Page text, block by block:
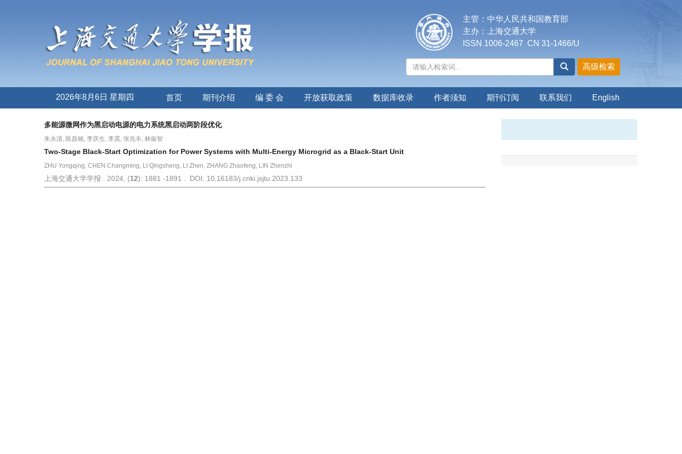
主管：中华人民共和国教育部
主办：上海交通大学
ISSN 1006-2467 CN 31-1466/U
2026年8月6日 星期四 首页 期刊介绍 编 委 会 开放获取政策 数据库收录 作者须知 期刊订阅 联系我们 English
多能源微网作为黑启动电源的电力系统黑启动两阶段优化
朱永清, 陈昌铭, 李庆生, 李震, 张兆丰, 林振智
Two-Stage Black-Start Optimization for Power Systems with Multi-Energy Microgrid as a Black-Start Unit
ZHU Yongqing, CHEN Changming, LI Qingsheng, LI Zhen, ZHANG Zhaofeng, LIN Zhenzhi
上海交通大学学报 . 2024, (12): 1881 -1891 . DOI: 10.16183/j.cnki.jsjtu.2023.133